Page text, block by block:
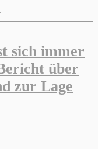
sich immer
über
zur Lage